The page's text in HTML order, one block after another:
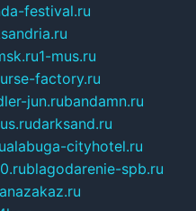
festival.ru
1-mus.ru
factory.ru
jun.rubandamn.ru
darksand.ru
alabuga-cityhotel.ru
blagodarenie-spb.ru